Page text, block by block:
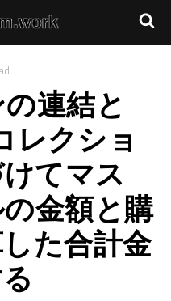
連結と
レクショ
てマス
金額と購
た合計金